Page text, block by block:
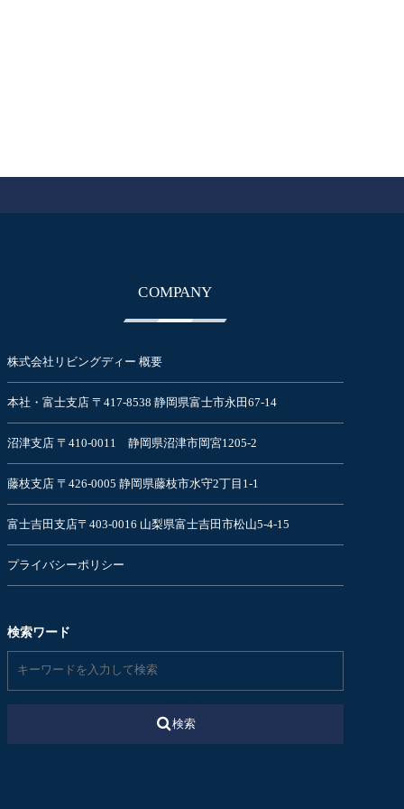
COMPANY
株式会社リビングディー 概要
本社・富士支店 〒417-8538 静岡県富士市永田67-14
沼津支店 〒410-0011 静岡県沼津市岡宮1205-2
藤枝支店 〒426-0005 静岡県藤枝市水守2丁目1-1
富士吉田支店〒403-0016 山梨県富士吉田市松山5-4-15
プライバシーポリシー
検索ワード
検索